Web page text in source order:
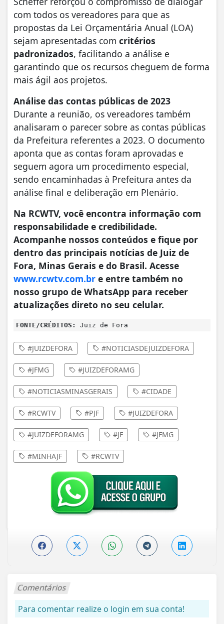
com todos os vereadores para que as
propostas da Lei Orçamentária Anual (LOA)
sejam apresentadas com critérios
padronizados, facilitando a análise e
garantindo que os recursos cheguem de forma
mais ágil aos projetos.
Análise das contas públicas de 2023
Durante a reunião, os vereadores também
analisaram o parecer sobre as contas públicas
da Prefeitura referentes a 2023. O documento
aponta que as contas foram aprovadas e
seguem agora um procedimento especial,
sendo encaminhadas à Prefeitura antes da
análise final e deliberação em Plenário.
Na RCWTV, você encontra informação com
responsabilidade e credibilidade.
Acompanhe nossos conteúdos e fique por
dentro das principais notícias de Juiz de
Fora, Minas Gerais e do Brasil. Acesse
www.rcwtv.com.br e entre também no
nosso grupo de WhatsApp para receber
atualizações direto no seu celular.
FONTE/CRÉDITOS: Juiz de Fora
#JUIZDEFORA #NOTICIASDEJUIZDEFORA
#JFMG #JUIZDEFORAMG
#NOTICIASMINASGERAIS #CIDADE
#RCWTV #PJF #JUIZDEFORA
#JUIZDEFORAMG #JF #JFMG
#MINHAJF #RCWTV
Comentários
Para comentar realize o login em sua conta!